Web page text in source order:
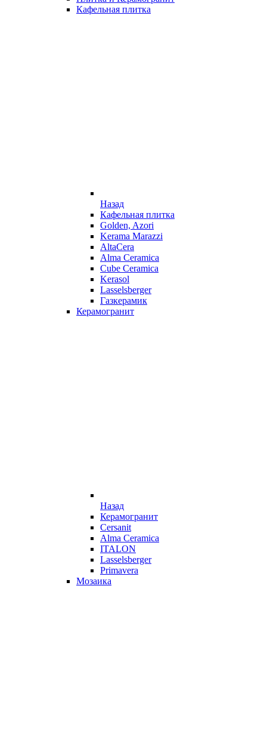
Кафельная плитка
Назад
Кафельная плитка
Golden, Azori
Kerama Marazzi
AltaCera
Alma Ceramica
Cube Ceramica
Kerasol
Lasselsberger
Газкерамик
Керамогранит
Назад
Керамогранит
Cersanit
Alma Ceramica
ITALON
Lasselsberger
Primavera
Мозаика